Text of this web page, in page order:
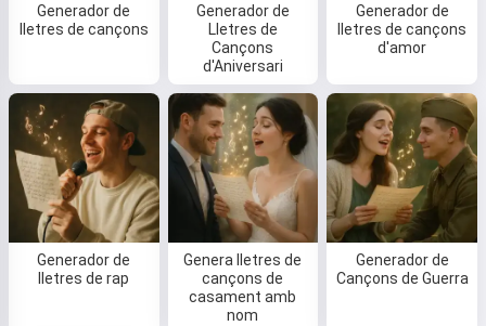
Generador de
lletres de cançons
Generador de
Lletres de
Cançons
d'Aniversari
Generador de
lletres de cançons
d'amor
Generador de
lletres de rap
Genera lletres de
cançons de
casament amb
nom
Generador de
Cançons de Guerra